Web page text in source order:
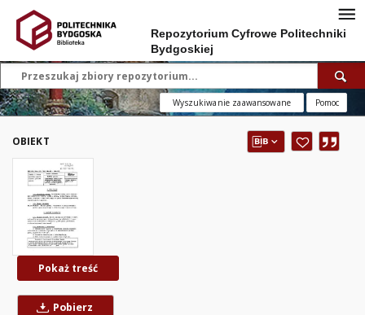
Repozytorium Cyfrowe Politechniki
Bydgoskiej
Wyszukiwanie zaawansowane Pomoc
OBIEKT
Pokaż treść
Pobierz